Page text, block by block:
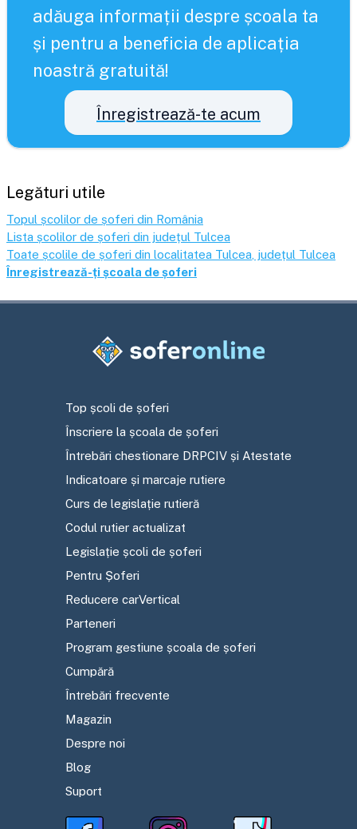
adăuga informații despre școala ta
și pentru a beneficia de aplicația
noastră gratuită!
Înregistrează-te acum
Legături utile
Topul școlilor de șoferi din România
Lista școlilor de șoferi din județul Tulcea
Toate școlile de șoferi din localitatea Tulcea , județul Tulcea
Înregistrează-ți școala de șoferi
Top școli de șoferi
Înscriere la școala de șoferi
Întrebări chestionare DRPCIV și Atestate
Indicatoare și marcaje rutiere
Curs de legislație rutieră
Codul rutier actualizat
Legislație școli de șoferi
Pentru Șoferi
Reducere carVertical
Parteneri
Program gestiune școala de șoferi
Cumpără
Întrebări frecvente
Magazin
Despre noi
Blog
Suport